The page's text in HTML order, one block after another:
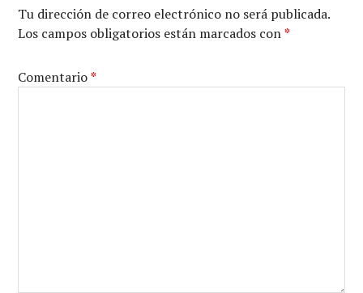
Tu dirección de correo electrónico no será publicada.
Los campos obligatorios están marcados con*
Comentario*